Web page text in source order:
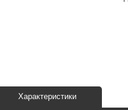
Характеристики